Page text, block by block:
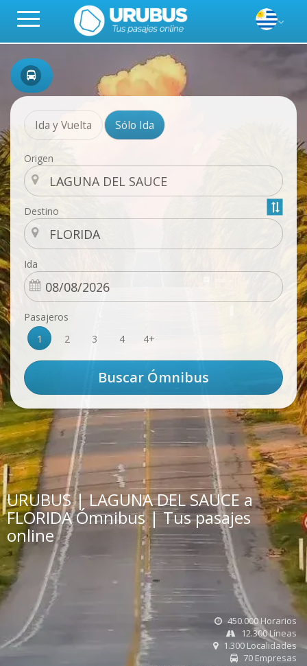
Ida y Vuelta Sólo Ida
Origen
Destino
Ida
Pasajeros
1
2 3 4 4+
URUBUS | LAGUNA DEL SAUCE a
FLORIDA Ómnibus | Tus pasajes
online
450.000 Horarios
12.300 Líneas
1.300 Localidades
70 Empresas